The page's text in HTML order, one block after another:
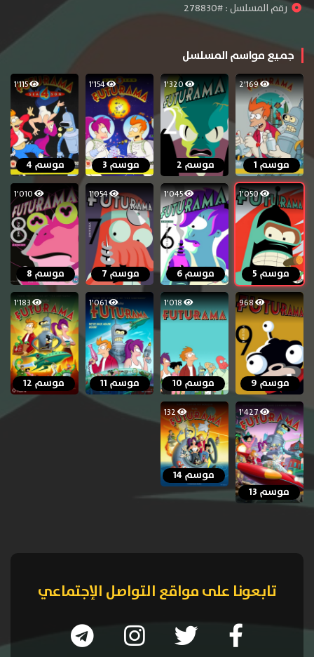
رقم المسلسل : #278830
جميع مواسم المسلسل
2٬169
موسم 1
1٬320
موسم 2
1٬154
موسم 3
1٬115
موسم 4
1٬050
موسم 5
1٬045
موسم 6
1٬054
موسم 7
1٬010
موسم 8
968
موسم 9
1٬018
موسم 10
1٬061
موسم 11
1٬183
موسم 12
1٬427
موسم 13
132
موسم 14
تابعونا على مواقع التواصل الإجتماعي